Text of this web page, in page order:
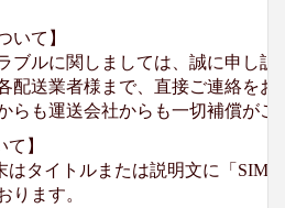
いて】
ブルに関しましては、誠に申し
配送業者様まで、直接ご連絡を
らも運送会社からも一切補償がご
】
はタイトルまたは説明文に「SIM
ります。